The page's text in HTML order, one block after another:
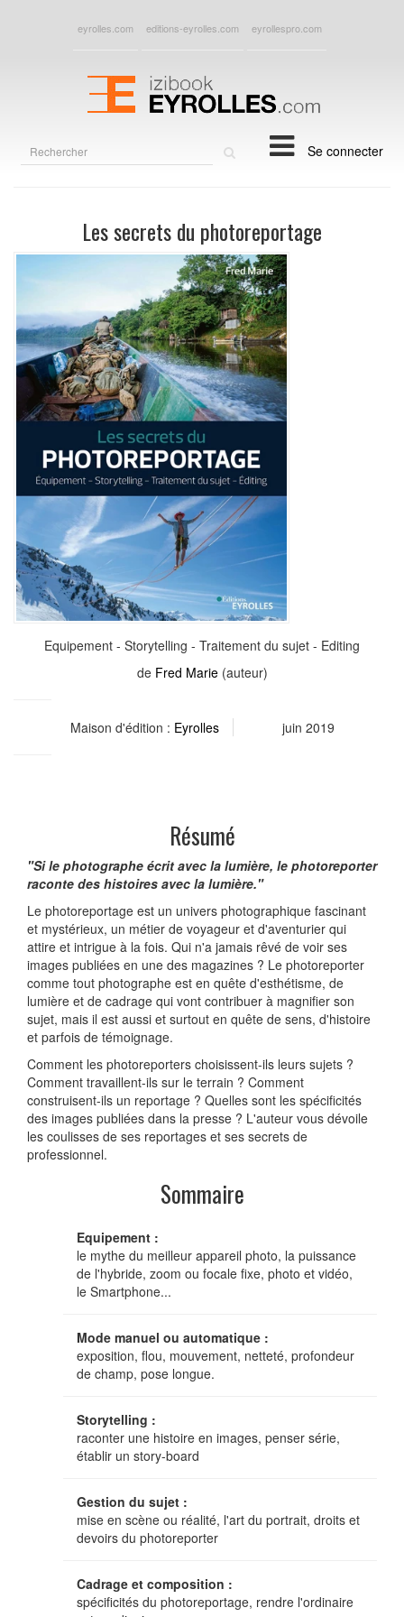
eyrolles.com editions-eyrolles.com eyrollespro.com
Se connecter
Les secrets du photoreportage
Equipement - Storytelling - Traitement du sujet - Editing
de Fred Marie(auteur)
Maison d'édition : Eyrolles juin 2019
Résumé
"Si le photographe écrit avec la lumière, le photoreporter
raconte des histoires avec la lumière."
Le photoreportage est un univers photographique fascinant
et mystérieux, un métier de voyageur et d'aventurier qui
attire et intrigue à la fois. Qui n'a jamais rêvé de voir ses
images publiées en une des magazines ? Le photoreporter
comme tout photographe est en quête d'esthétisme, de
lumière et de cadrage qui vont contribuer à magnifier son
sujet, mais il est aussi et surtout en quête de sens, d'histoire
et parfois de témoignage.
Comment les photoreporters choisissent-ils leurs sujets ?
Comment travaillent-ils sur le terrain ? Comment
construisent-ils un reportage ? Quelles sont les spécificités
des images publiées dans la presse ? L'auteur vous dévoile
les coulisses de ses reportages et ses secrets de
professionnel.
Sommaire
Equipement :
le mythe du meilleur appareil photo, la puissance
de l'hybride, zoom ou focale fixe, photo et vidéo,
le Smartphone...
Mode manuel ou automatique :
exposition, flou, mouvement, netteté, profondeur
de champ, pose longue.
Storytelling :
raconter une histoire en images, penser série,
établir un story-board
Gestion du sujet :
mise en scène ou réalité, l'art du portrait, droits et
devoirs du photoreporter
Cadrage et composition :
spécificités du photoreportage, rendre l'ordinaire